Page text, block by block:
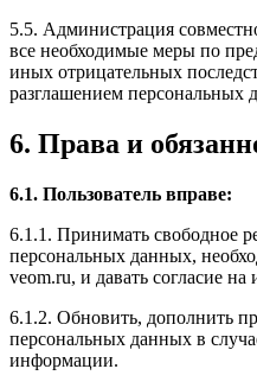
5.5. Администрация
все необходимые меры по
иных отрицательных
разглашением персональных
6. Права и
6.1. Пользователь вправе:
6.1.1. Принимать свободное
персональных данных,
veom.ru, и давать согласие на
6.1.2. Обновить, дополнить
персональных данных в
информации.